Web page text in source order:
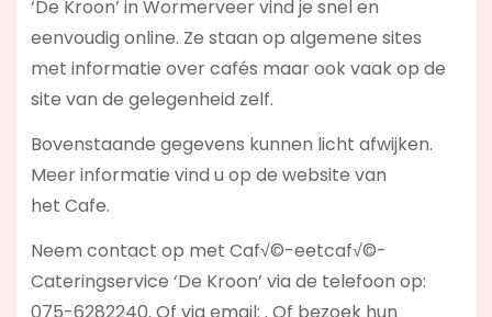
‘De Kroon’ in Wormerveer vind je snel en
eenvoudig online. Ze staan op algemene sites
met informatie over cafés maar ook vaak op de
site van de gelegenheid zelf.
Bovenstaande gegevens kunnen licht afwijken.
Meer informatie vind u op de website van
het Cafe.
Neem contact op met Caf√©-eetcaf√©-
Cateringservice ‘De Kroon’ via de telefoon op:
075-6282240. Of via email: . Of bezoek hun